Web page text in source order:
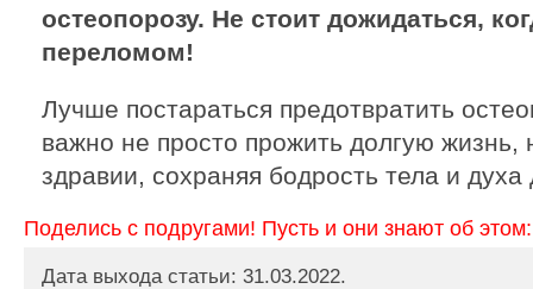
остеопорозу. Не стоит дожидаться,
переломом!
Лучше постараться предотвратить
важно не просто прожить долгую
здравии, сохраняя бодрость тела и духа
Поделись с подругами! Пусть и они знают об этом:
Дата выхода статьи: 31.03.2022.